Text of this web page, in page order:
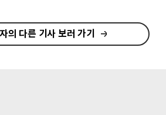
의 다른 기사 보러 가기